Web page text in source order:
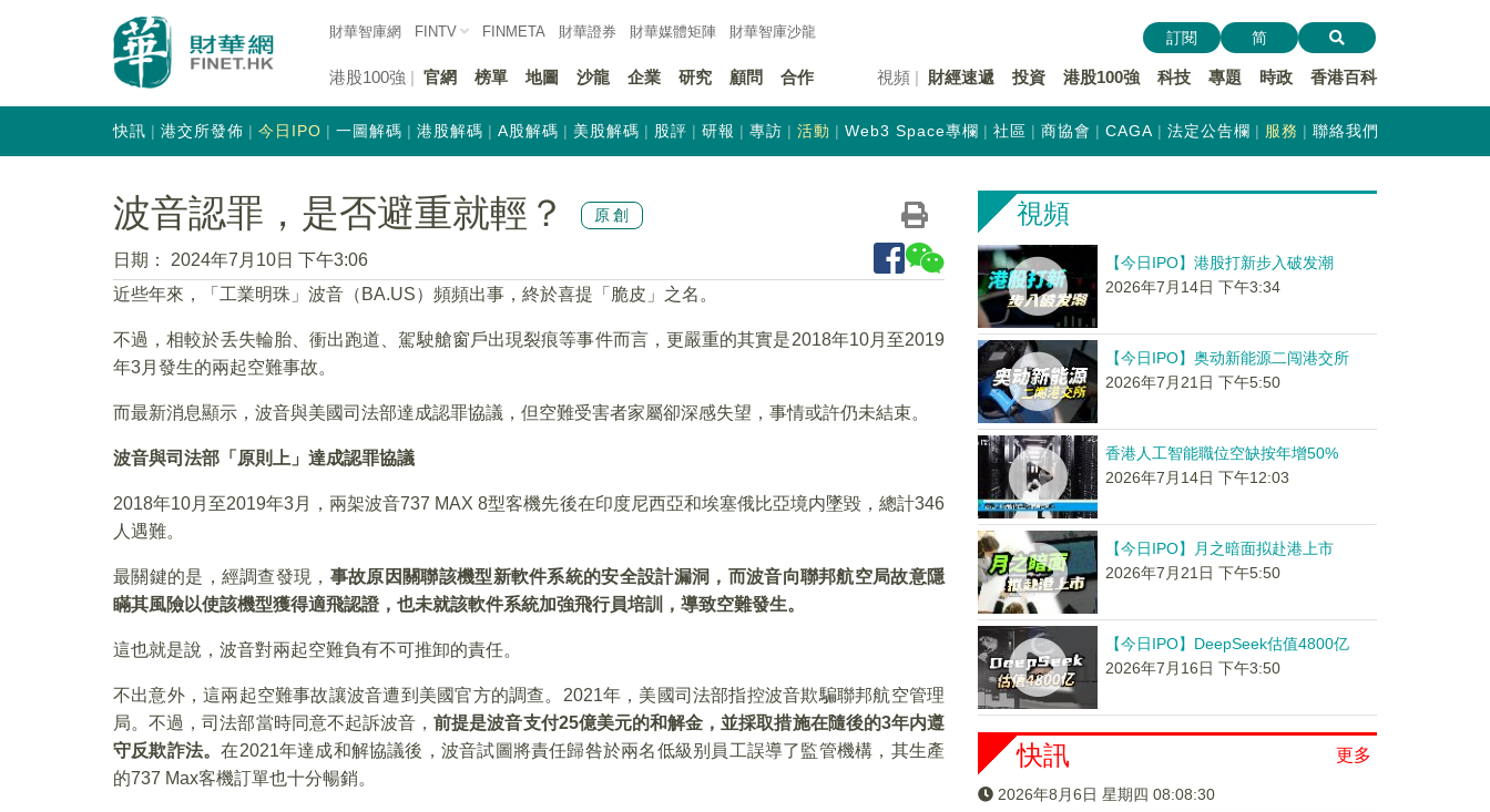
財華智庫網 FINTV FINMETA 財華證券 財華媒體矩陣 財華智庫沙龍
港股100強 官網 榜單 地圖 沙龍 企業 研究 顧問 合作 視頻 財經速遞 投資 港股100強 科技 專題 時政 香港百科
訂閱 简
快訊 港交所發佈 今日IPO 一圖解碼 港股解碼 A股解碼 美股解碼 股評 研報 專訪 活動 Web3 Space專欄 社區 商協會 CAGA 法定公告欄 服務 聯絡我們
波音認罪，是否避重就輕？ 原創
日期：
2024年7月10日 下午3:06
近些年來，「工業明珠」波音（BA.US）頻頻出事，終於喜提「脆皮」之名。
不過，相較於丢失輪胎、衝出跑道、駕駛艙窗戶出現裂痕等事件而言，更嚴重的其實是2018年10月至2019
年3月發生的兩起空難事故。
而最新消息顯示，波音與美國司法部達成認罪協議，但空難受害者家屬卻深感失望，事情或許仍未結束。
波音與司法部「原則上」達成認罪協議
2018年10月至2019年3月，兩架波音737 MAX 8型客機先後在印度尼西亞和埃塞俄比亞境内墜毀，總計346
人遇難。
最關鍵的是，經調查發現， 事故原因關聯該機型新軟件系統的安全設計漏洞，而波音向聯邦航空局故意隱
瞞其風險以使該機型獲得適飛認證，也未就該軟件系統加強飛行員培訓，導致空難發生。
這也就是說，波音對兩起空難負有不可推卸的責任。
不出意外，這兩起空難事故讓波音遭到美國官方的調查。2021年，美國司法部指控波音欺騙聯邦航空管理
局。不過，司法部當時同意不起訴波音，前提是波音支付25億美元的和解金，並採取措施在隨後的3年内遵
守反欺詐法。在2021年達成和解協議後，波音試圖將責任歸咎於兩名低級别員工誤導了監管機構，其生產
的737 Max客機訂單也十分暢銷。
視頻
【今日IPO】港股打新步入破发潮
2026年7月14日 下午3:34
【今日IPO】奥动新能源二闯港交所
2026年7月21日 下午5:50
香港人工智能職位空缺按年增50%
2026年7月14日 下午12:03
【今日IPO】月之暗面拟赴港上市
2026年7月21日 下午5:50
【今日IPO】DeepSeek估值4800亿
2026年7月16日 下午3:50
更多
快訊
2026年8月6日 星期四 08:08:31